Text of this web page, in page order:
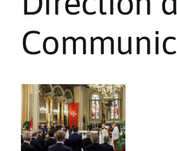
Contact